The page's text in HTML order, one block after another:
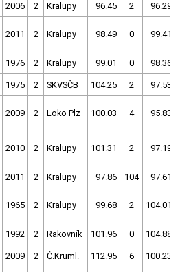
2006 2 Kralupy 96.45 2 96.29
2011 2 Kralupy 98.49 0 99.41
1976 2 Kralupy 99.01 0 98.36
1975 2 SKVSČB 104.25 2 97.53
2009 2 Loko Plz 100.03 4 95.83
2010 2 Kralupy 101.31 2 97.19
2011 2 Kralupy 97.86 104 97.61
1965 2 Kralupy 99.68 2 104.01
1992 2 Rakovník 101.96 0 104.88
2009 2 Č.Kruml. 112.95 6 100.23